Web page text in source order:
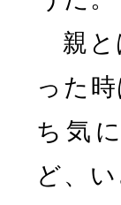
親と
った
ち気
ど、